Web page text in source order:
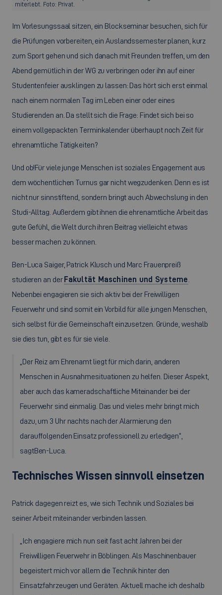
miterlebt. Foto: Privat.
Im Vorlesungssaal sitzen, ein Blockseminar besuchen, sich für
die Prüfungen vorbereiten, ein Auslandssemester planen, kurz
zum Sport gehen und sich danach mit Freunden treffen, um den
Abend gemütlich in der WG zu verbringen oder ihn auf einer
Studentenfeier ausklingen zu lassen: Das hört sich erst einmal
nach einem normalen Tag im Leben einer oder eines
Studierenden an. Da stellt sich die Frage: Findet sich bei so
einem vollgepackten Terminkalender überhaupt noch Zeit für
ehrenamtliche Tätigkeiten?
Und ob!Für viele junge Menschen ist soziales Engagement aus
dem wöchentlichen Turnus gar nicht wegzudenken. Denn es ist
nicht nur sinnstiftend, sondern bringt auch Abwechslung in den
Studi-Alltag. Außerdem gibt ihnen die ehrenamtliche Arbeit das
gute Gefühl, die Welt durch ihren Beitrag vielleicht etwas
besser machen zu können.
Ben-Luca Saiger, Patrick Klusch und Marc Frauenpreiß
studieren an der Fakultät Maschinen und Systeme
Nebenbei engagieren sie sich aktiv bei der Freiwilligen
Feuerwehr und sind somit ein Vorbild für alle jungen Menschen,
sich selbst für die Gemeinschaft einzusetzen. Gründe, weshalb
sie dies tun, gibt es für sie viele.
„Der Reiz am Ehrenamt liegt für mich darin, anderen
Menschen in Ausnahmesituationen zu helfen. Dieser Aspekt,
aber auch das kameradschaftliche Miteinander bei der
Feuerwehr sind einmalig. Das und vieles mehr bringt mich
dazu, um 3 Uhr nachts nach der Alarmierung den
darauffolgenden Einsatz professionell zu erledigen“,
sagtBen-Luca.
Technisches Wissen sinnvoll einsetzen
Patrick dagegen reizt es, wie sich Technik und Soziales bei
seiner Arbeit miteinander verbinden lassen.
„Ich engagiere mich nun seit fast acht Jahren bei der
Freiwilligen Feuerwehr in Böblingen. Als Maschinenbauer
begeistert mich vor allem die Technik hinter den
Einsatzfahrzeugen und Geräten. Aktuell mache ich deshalb